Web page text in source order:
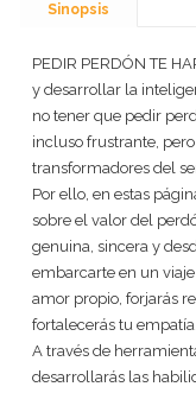
Sinopsis
PEDIR PERDÓN TE
y desarrollar la
no tener que pedir
incluso frustrante,
transformadores del
Por ello, en estas
sobre el valor del
genuina, sincera y
embarcarte en un
amor propio, forjarás
fortalecerás tu empatía.
A través de
desarrollarás las